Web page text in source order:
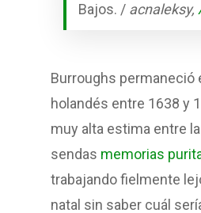
Bajos. / acnaleksy,
Burroughs permaneció
holandés entre 1638 y
muy alta estima entre
sendas memorias
trabajando fielmente
natal sin saber cuál